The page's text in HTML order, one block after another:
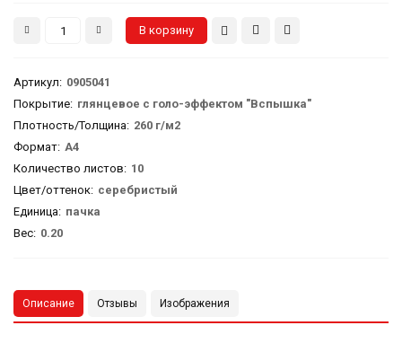
Артикул: 0905041
Покрытие: глянцевое с голо-эффектом "Вспышка"
Плотность/Толщина: 260 г/м2
Формат: А4
Количество листов: 10
Цвет/оттенок: серебристый
Единица: пачка
Вес: 0.20
Описание Отзывы Изображения